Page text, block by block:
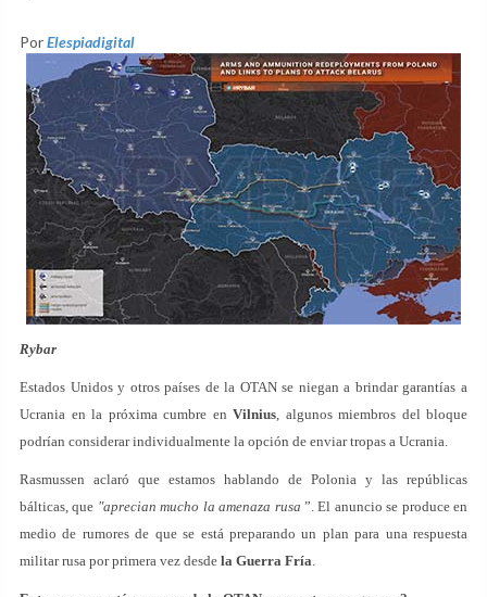
PorElespiadigital
Rybar
Estados Unidos y otros países de la OTAN se niegan a brindar garantías a
Ucrania en la próxima cumbre en Vilnius, algunos miembros del bloque
podrían considerar individualmente la opción de enviar tropas a Ucrania.
Rasmussen aclaró que estamos hablando de Polonia y las repúblicas
bálticas, que "aprecian mucho la amenaza rusa ”. El anuncio se produce en
medio de rumores de que se está preparando un plan para una respuesta
militar rusa por primera vez desde la Guerra Fría.